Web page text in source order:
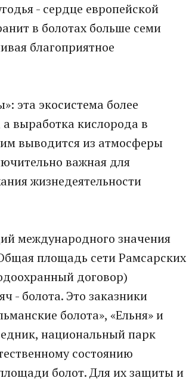
- сердце европейской
в болотах больше семи
благоприятное
эта экосистема более
выработка кислорода в
выводится из атмосферы
важная для
жизнедеятельности
международного значения
площадь сети Рамсарских
договор)
- болота. Это заказники
болота», «Ельня» и
национальный парк
состоянию
болот. Для их защиты и